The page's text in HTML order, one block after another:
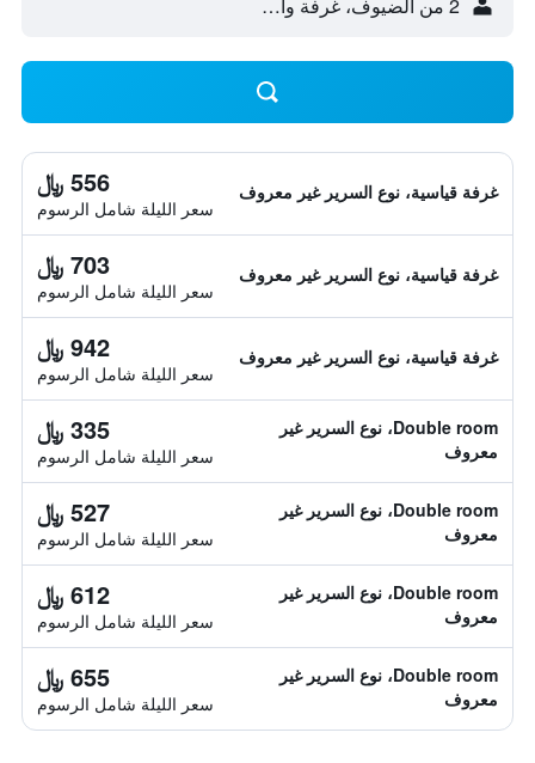
غرفة قياسية، نوع السرير غير معروف 556 ﷼
سعر الليلة شامل الرسوم
غرفة قياسية، نوع السرير غير معروف 703 ﷼
سعر الليلة شامل الرسوم
غرفة قياسية، نوع السرير غير معروف 942 ﷼
سعر الليلة شامل الرسوم
Double room، نوع السرير غير
معروف
335 ﷼
سعر الليلة شامل الرسوم
Double room، نوع السرير غير
معروف
527 ﷼
سعر الليلة شامل الرسوم
Double room، نوع السرير غير
معروف
612 ﷼
سعر الليلة شامل الرسوم
Double room، نوع السرير غير
معروف
655 ﷼
سعر الليلة شامل الرسوم